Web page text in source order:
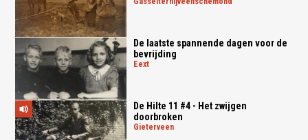
De laatste spannende dagen voor de
bevrijding
eext
De Hilte 11 #4 - Het zwijgen
doorbroken
gieterveen